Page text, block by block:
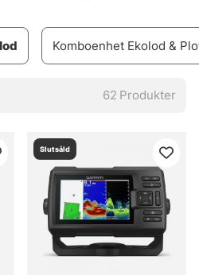
Komboenhet Ekolod &
62 Produkter
Slutsåld